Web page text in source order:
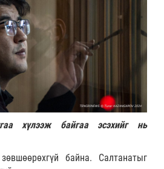
хүлээж байгаа эсэхийг нь
байна. Салтанатыг